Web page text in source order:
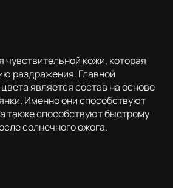
чувствительной кожи, которая
раздражения. Главной
является состав на основе
Именно они способствуют
также способствуют быстрому
солнечного ожога.